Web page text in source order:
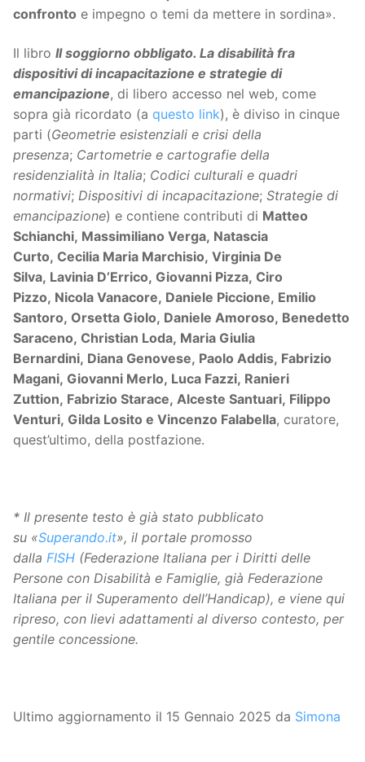
confronto e impegno o temi da mettere in sordina».
Il libro Il soggiorno obbligato. La disabilità fra
dispositivi di incapacitazione e strategie di
emancipazione, di libero accesso nel web, come
sopra già ricordato (a questo link), è diviso in cinque
parti (Geometrie esistenziali e crisi della
presenza; Cartometrie e cartografie della
residenzialità in Italia; Codici culturali e quadri
normativi; Dispositivi di incapacitazione; Strategie di
emancipazione) e contiene contributi di Matteo
Schianchi, Massimiliano Verga, Natascia
Curto, Cecilia Maria Marchisio, Virginia De
Silva, Lavinia D’Errico, Giovanni Pizza, Ciro
Pizzo, Nicola Vanacore, Daniele Piccione, Emilio
Santoro, Orsetta Giolo, Daniele Amoroso, Benedetto
Saraceno, Christian Loda, Maria Giulia
Bernardini, Diana Genovese, Paolo Addis, Fabrizio
Magani, Giovanni Merlo, Luca Fazzi, Ranieri
Zuttion, Fabrizio Starace, Alceste Santuari, Filippo
Venturi, Gilda Losito e Vincenzo Falabella, curatore,
quest’ultimo, della postfazione.
* Il presente testo è già stato pubblicato
su «Superando.it», il portale promosso
dalla FISH (Federazione Italiana per i Diritti delle
Persone con Disabilità e Famiglie, già Federazione
Italiana per il Superamento dell’Handicap), e viene qui
ripreso, con lievi adattamenti al diverso contesto, per
gentile concessione.
Ultimo aggiornamento il 15 Gennaio 2025 da Simona